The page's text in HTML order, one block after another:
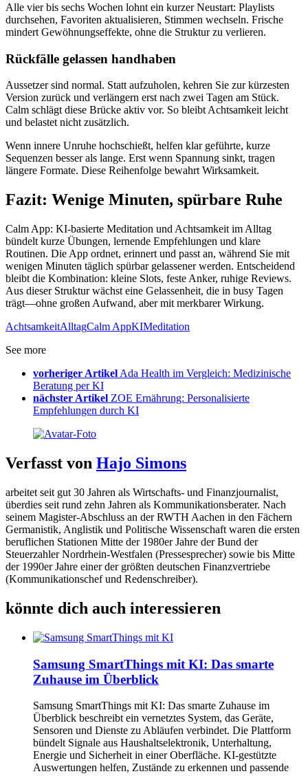
Alle vier bis sechs Wochen lohnt ein kurzer Neustart: Playlists
durchsehen, Favoriten aktualisieren, Stimmen wechseln. Frische
mindert Gewöhnungseffekte, ohne die Struktur zu verlieren.
Rückfälle gelassen handhaben
Aussetzer sind normal. Statt aufzuholen, kehren Sie zur kürzesten
Version zurück und verlängern erst nach zwei Tagen am Stück.
Calm schlägt diese Brücke aktiv vor. So bleibt Achtsamkeit leicht
und belastet nicht zusätzlich.
Wenn innere Unruhe hochschießt, helfen klar geführte, kurze
Sequenzen besser als lange. Erst wenn Spannung sinkt, tragen
längere Formate. Diese Reihenfolge bewahrt Wirksamkeit.
Fazit: Wenige Minuten, spürbare Ruhe
Calm App: KI-basierte Meditation und Achtsamkeit im Alltag
bündelt kurze Übungen, lernende Empfehlungen und klare
Routinen. Die App ordnet, erinnert und passt an, während Sie mit
wenigen Minuten täglich spürbar gelassener werden. Entscheidend
bleibt die Kombination: kleine Slots, feste Anker, ruhige Reviews.
Aus dieser Struktur wächst eine Gelassenheit, die in busy Tagen
trägt—ohne großen Aufwand, aber mit merkbarer Wirkung.
AchtsamkeitAlltagCalm AppKIMeditation
See more
vorheriger Artikel Ada Health im Vergleich: Medizinische
Beratung per KI
nächster Artikel ZOE Ernährung: Personalisierte
Empfehlungen durch KI
Verfasst von Hajo Simons
arbeitet seit gut 30 Jahren als Wirtschafts- und Finanzjournalist,
überdies seit rund zehn Jahren als Kommunikationsberater. Nach
seinem Magister-Abschluss an der RWTH Aachen in den Fächern
Germanistik, Anglistik und Politische Wissenschaft waren die ersten
beruflichen Stationen Mitte der 1980er Jahre der Bund der
Steuerzahler Nordrhein-Westfalen (Pressesprecher) sowie bis Mitte
der 1990er Jahre einer der größten deutschen Finanzvertriebe
(Kommunikationschef und Redenschreiber).
könnte dich auch interessieren
Samsung SmartThings mit KI: Das smarte
Zuhause im Überblick
Samsung SmartThings mit KI: Das smarte Zuhause im
Überblick beschreibt ein vernetztes System, das Geräte,
Sensoren und Dienste zu Abläufen verbindet. Die Plattform
bündelt Signale aus Haushaltselektronik, Unterhaltung,
Energie und Sicherheit in einer Oberfläche. KI-gestützte
Auswertungen helfen, Zustände zu erkennen und passende